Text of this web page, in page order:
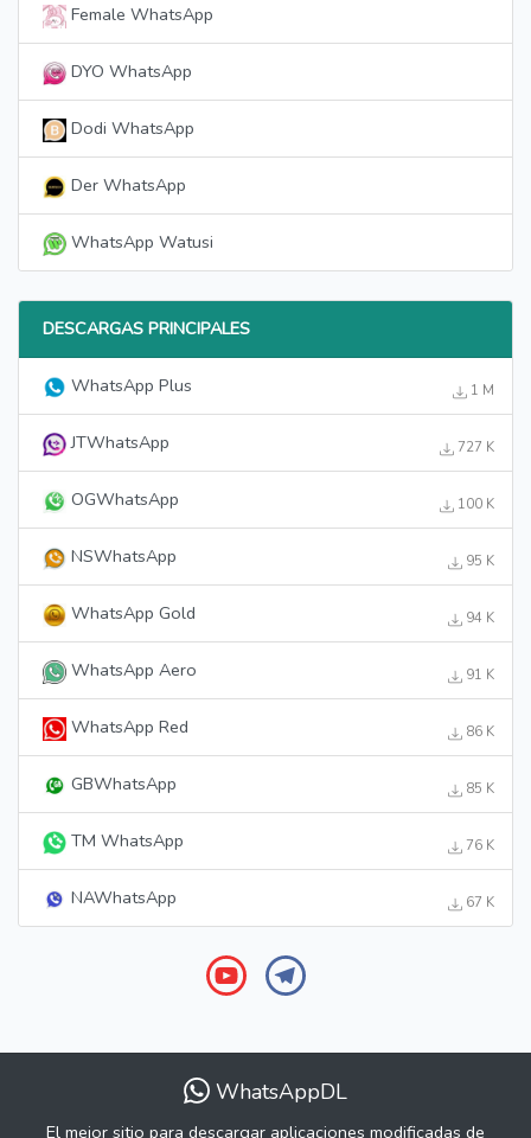
Female WhatsApp
DYO WhatsApp
Dodi WhatsApp
Der WhatsApp
WhatsApp Watusi
DESCARGAS PRINCIPALES
WhatsApp Plus 1 M
JTWhatsApp 727 K
OGWhatsApp 100 K
NSWhatsApp 95 K
WhatsApp Gold 94 K
WhatsApp Aero 91 K
WhatsApp Red 86 K
GBWhatsApp 85 K
TM WhatsApp 76 K
NAWhatsApp 67 K
WhatsAppDL
El mejor sitio para descargar aplicaciones modificadas de